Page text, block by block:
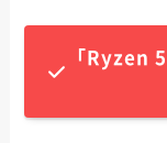
「Ryzen